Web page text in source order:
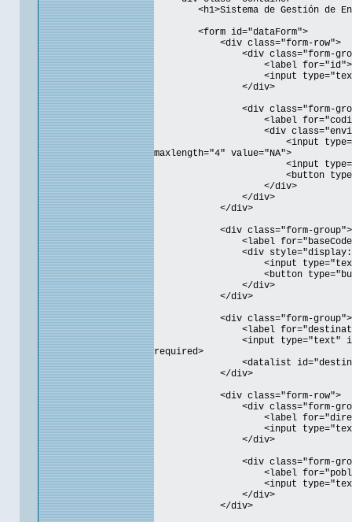
<h1>Sistema de Gestión de
<form id="dataForm">
<div class="form-row">
<div class="form-
<label
<input type="text"
</div>
<div class="form-
<label
<div class="envio-
<input type="text"
maxlength="4" value="NA">
<input type="text"
<button type="button"
</div>
</div>
</div>
<div class="form-group">
<label
<div style="display:
<input type="text"
<button type="button"
</div>
</div>
<div class="form-group">
<label
<input type="text"
required>
<datalist
</div>
<div class="form-row">
<div class="form-
<label
<input type="text"
</div>
<div class="form-
<label
<input type="text"
</div>
</div>